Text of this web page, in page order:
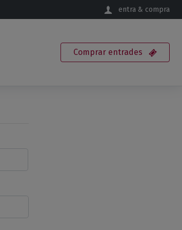
entra & compra
Comprar entrades